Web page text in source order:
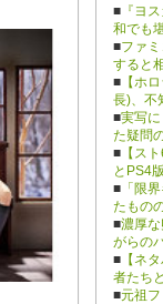
■ 『ヨ
和でも
■ファ
すると
■ 【ホ
長)、不
■実写
た疑問
■ 【ス
とPS4
■ 「限
たもの
■濃厚
がらの
■ 【ネ
者たち
■元祖